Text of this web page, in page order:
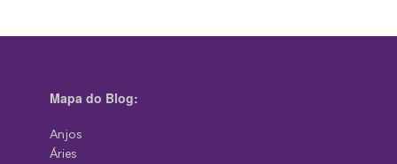
Mapa do Blog:
Anjos
Áries